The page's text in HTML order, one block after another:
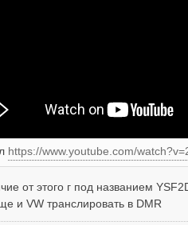
https://www.youtube.com/
от этого г под названием
и VW транслировать в DMR